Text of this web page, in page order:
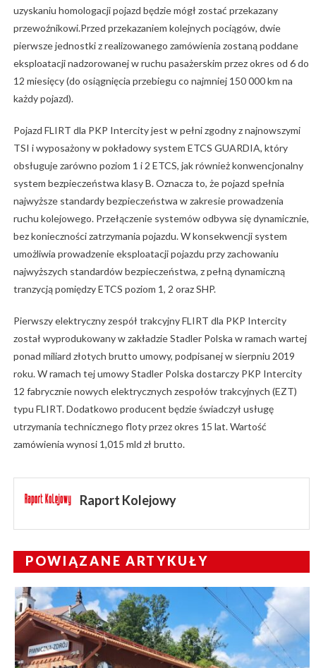
uzyskaniu homologacji pojazd będzie mógł zostać przekazany
przewoźnikowi.Przed przekazaniem kolejnych pociągów, dwie
pierwsze jednostki z realizowanego zamówienia zostaną poddane
eksploatacji nadzorowanej w ruchu pasażerskim przez okres od 6 do
12 miesięcy (do osiągnięcia przebiegu co najmniej 150 000 km na
każdy pojazd).
Pojazd FLIRT dla PKP Intercity jest w pełni zgodny z najnowszymi
TSI i wyposażony w pokładowy system ETCS GUARDIA, który
obsługuje zarówno poziom 1 i 2 ETCS, jak również konwencjonalny
system bezpieczeństwa klasy B. Oznacza to, że pojazd spełnia
najwyższe standardy bezpieczeństwa w zakresie prowadzenia
ruchu kolejowego. Przełączenie systemów odbywa się dynamicznie,
bez konieczności zatrzymania pojazdu. W konsekwencji system
umożliwia prowadzenie eksploatacji pojazdu przy zachowaniu
najwyższych standardów bezpieczeństwa, z pełną dynamiczną
tranzycją pomiędzy ETCS poziom 1, 2 oraz SHP.
Pierwszy elektryczny zespół trakcyjny FLIRT dla PKP Intercity
został wyprodukowany w zakładzie Stadler Polska w ramach wartej
ponad miliard złotych brutto umowy, podpisanej w sierpniu 2019
roku. W ramach tej umowy Stadler Polska dostarczy PKP Intercity
12 fabrycznie nowych elektrycznych zespołów trakcyjnych (EZT)
typu FLIRT. Dodatkowo producent będzie świadczył usługę
utrzymania technicznego floty przez okres 15 lat. Wartość
zamówienia wynosi 1,015 mld zł brutto.
Raport Kolejowy
POWIĄZANE ARTYKUŁY